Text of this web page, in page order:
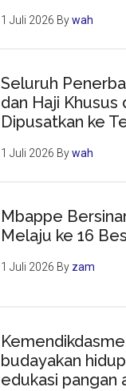
1 Juli 2026 Bywah
Seluruh
dan Haji Khusus
Dipusatkan ke
1 Juli 2026 Bywah
Mbappe
Melaju ke 16
1 Juli 2026 By zam
budayakan
edukasi pangan